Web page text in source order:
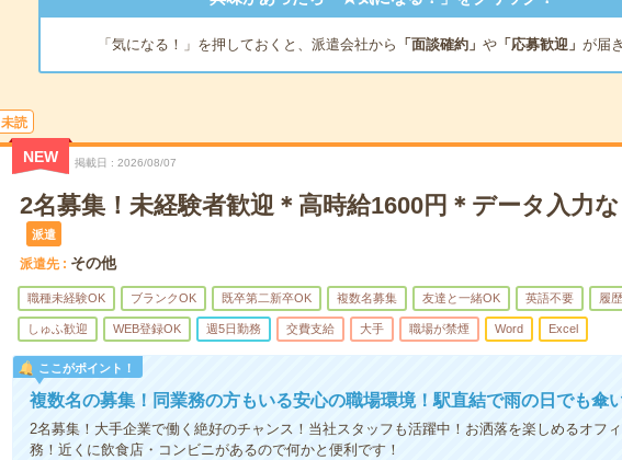
「気になる！」を押しておくと、派遣会社から 「面談確約」 や「応募歓迎」 が届
未読
NEW 掲載日 2026/08/07
2名募集！未経験者歓迎＊高時給1600円＊データ入力
派遣
派遣先 その他
職種未経験OK ブランクOK 既卒第二新卒OK 複数名募集 友達と一緒OK 英語不要 履
しゅふ歓迎 WEB登録OK 週5日勤務 交費支給 大手 職場が禁煙 Word Excel
ここがポイント！
複数名の募集！同業務の方もいる安心の職場環境！駅直結で雨の日でも傘
2名募集！大手企業で働く絶好のチャンス！当社スタッフも活躍中！お洒落を楽しめるオフ
務！近くに飲食店・コンビニがあるので何かと便利です！